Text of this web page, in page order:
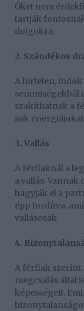
Őket nem
tartják
dolgokra.
2. Szándékos
A hirtelen,
semmiségekből
szakíthatnak a
sok
3. Vallás
A férfiaknál a
a vallás.
hagyják el a
épp fordítva,
vallásosak.
4.
A férfiak
megcsalás által
képességeit.